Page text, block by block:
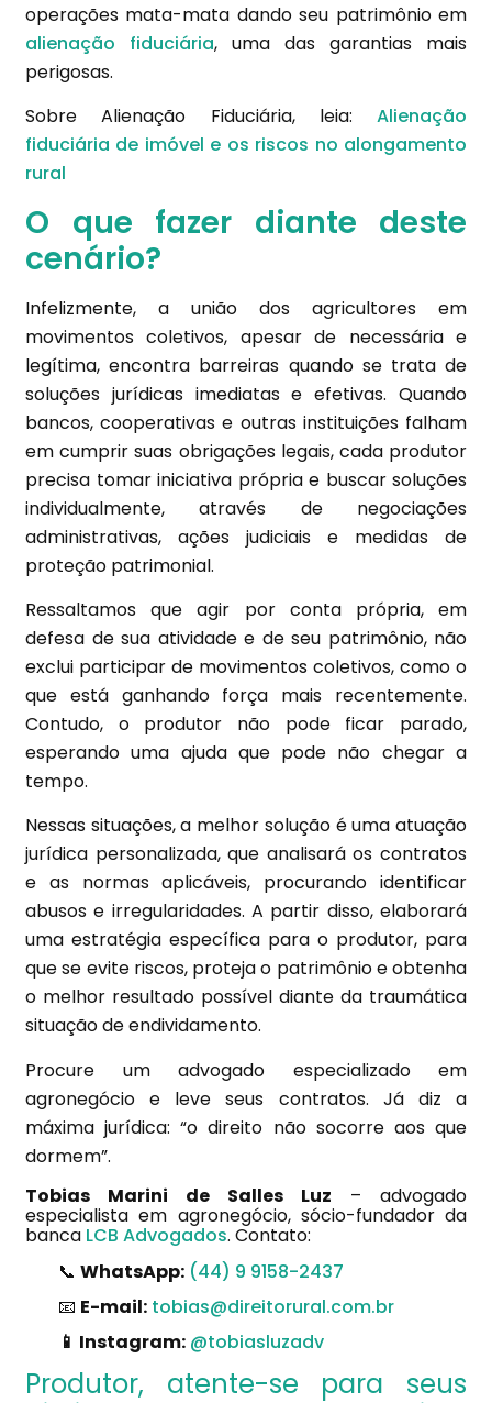
operações mata-mata dando seu patrimônio em
alienação fiduciária, uma das garantias mais
perigosas.
Sobre Alienação Fiduciária, leia: Alienação
fiduciária de imóvel e os riscos no alongamento
rural
O que fazer diante deste
cenário?
Infelizmente, a união dos agricultores em
movimentos coletivos, apesar de necessária e
legítima, encontra barreiras quando se trata de
soluções jurídicas imediatas e efetivas. Quando
bancos, cooperativas e outras instituições falham
em cumprir suas obrigações legais, cada produtor
precisa tomar iniciativa própria e buscar soluções
individualmente, através de negociações
administrativas, ações judiciais e medidas de
proteção patrimonial.
Ressaltamos que agir por conta própria, em
defesa de sua atividade e de seu patrimônio, não
exclui participar de movimentos coletivos, como o
que está ganhando força mais recentemente.
Contudo, o produtor não pode ficar parado,
esperando uma ajuda que pode não chegar a
tempo.
Nessas situações, a melhor solução é uma atuação
jurídica personalizada, que analisará os contratos
e as normas aplicáveis, procurando identificar
abusos e irregularidades. A partir disso, elaborará
uma estratégia específica para o produtor, para
que se evite riscos, proteja o patrimônio e obtenha
o melhor resultado possível diante da traumática
situação de endividamento.
Procure um advogado especializado em
agronegócio e leve seus contratos. Já diz a
máxima jurídica: “o direito não socorre aos que
dormem”.
Tobias Marini de Salles Luz – advogado
especialista em agronegócio, sócio-fundador da
banca LCB Advogados. Contato:
📞 WhatsApp: (44) 9 9158-2437
📧 E-mail: tobias@direitorural.com.br
📱 Instagram: @tobiasluzadv
Produtor, atente-se para seus